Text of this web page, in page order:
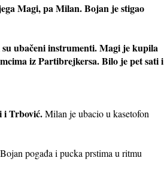
Magi, pa Milan. Bojan je stigao
ubačeni instrumenti. Magi je kupila
iz Partibrejkersa. Bilo je pet sati i
i Trbović.Milan je ubacio u kasetofon
pogađa i pucka prstima u ritmu